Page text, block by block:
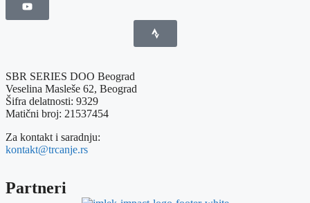
SBR SERIES DOO Beograd
Veselina Masleše 62, Beograd
Šifra delatnosti: 9329
Matični broj: 21537454
Za kontakt i saradnju:
kontakt@trcanje.rs
Partneri